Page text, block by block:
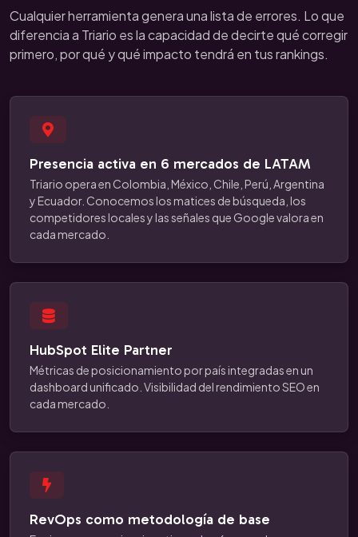
Cualquier herramienta genera una lista de errores. Lo que
diferencia a Triario es la capacidad de decirte qué corregir
primero, por qué y qué impacto tendrá en tus rankings.
Presencia activa en 6 mercados de LATAM
Triario opera en Colombia, México, Chile, Perú, Argentina
y Ecuador. Conocemos los matices de búsqueda, los
competidores locales y las señales que Google valora en
cada mercado.
HubSpot Elite Partner
Métricas de posicionamiento por país integradas en un
dashboard unificado. Visibilidad del rendimiento SEO en
cada mercado.
RevOps como metodología de base